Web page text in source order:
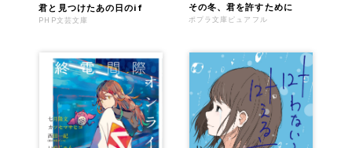
君と見つけたあの日のif
PHP文芸文庫
その冬、君を許すために
ポプラ文庫ピュアフル